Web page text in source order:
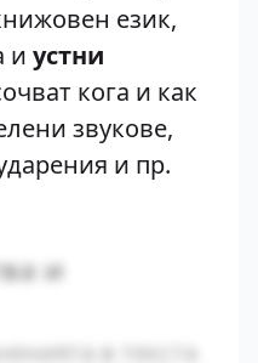
език,
и устни
кога и как
звукове,
и пр.
и
в текста